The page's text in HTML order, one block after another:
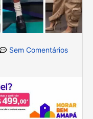
Sem Comentários